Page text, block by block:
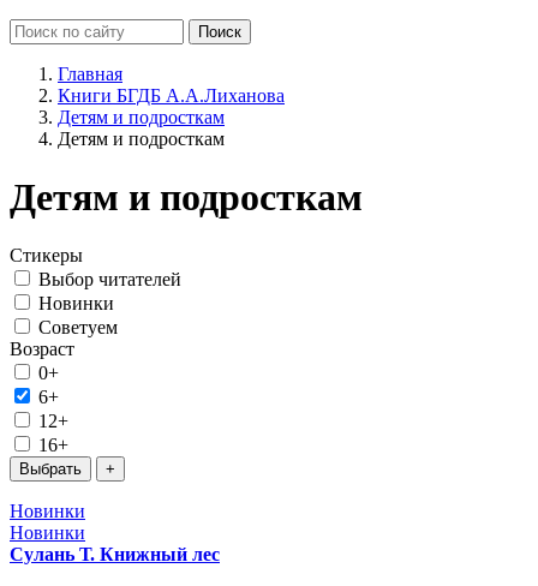
Главная
Книги БГДБ А.А.Лиханова
Детям и подросткам
Детям и подросткам
Детям и подросткам
Стикеры
Выбор читателей
Новинки
Советуем
Возраст
0+
6+
12+
16+
Новинки
Новинки
Сулань Т. Книжный лес